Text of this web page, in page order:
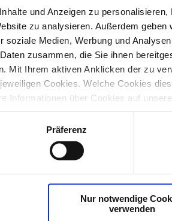
und Anzeigen zu
zu analysieren. Außerdem
soziale Medien, Werbung und
zusammen, die Sie ihnen
Mit Ihrem aktiven Anklicken der zu
Cookies. Welche Cookies
Informationen über Cookies auf
Präferenz
Nur notwendige
verwenden
traditionsreichen und
Ausbilder
- eine leistungsgerechte
Hierher ziehen &
oder
Dateien